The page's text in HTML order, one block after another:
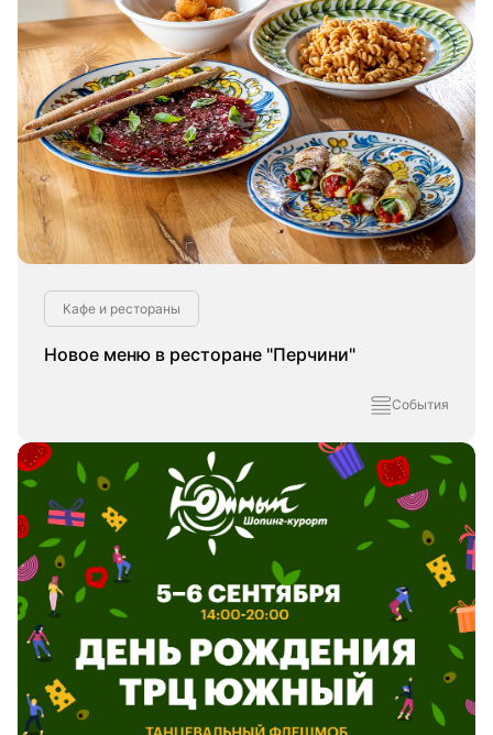
Кафе и рестораны
Новое меню в ресторане "Перчини"
События